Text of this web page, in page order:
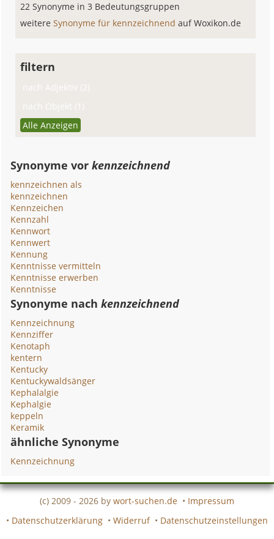
22 Synonyme in 3 Bedeutungsgruppen
weitereSynonyme für kennzeichnendauf Woxikon.de
filtern
nach Adjektiv (2)
nach Objekt (1)
Alle Anzeigen
Synonyme vorkennzeichnend
kennzeichnen als
kennzeichnen
Kennzeichen
Kennzahl
Kennwort
Kennwert
Kennung
Kenntnisse vermitteln
Kenntnisse erwerben
Kenntnisse
Synonyme nachkennzeichnend
Kennzeichnung
Kennziffer
Kenotaph
kentern
Kentucky
Kentuckywaldsänger
Kephalalgie
Kephalgie
keppeln
Keramik
ähnliche Synonyme
Kennzeichnung
(c) 2009 - 2026 by wort-suchen.de • Impressum
• Datenschutzerklärung • Widerruf • Datenschutzeinstellungen